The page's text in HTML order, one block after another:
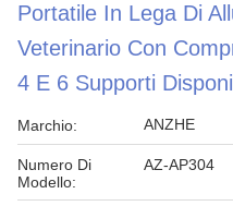
Portatile In Lega Di
Veterinario Con
4 E 6 Supporti
Marchio: ANZHE
Numero Di
Modello:
AZ-AP304